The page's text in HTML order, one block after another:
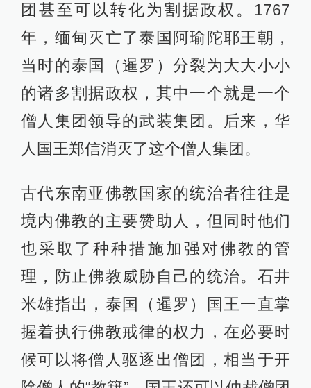
团甚至可以转化为割据政权。1767
年，缅甸灭亡了泰国阿瑜陀耶王朝，
当时的泰国（暹罗）分裂为大大小小
的诸多割据政权，其中一个就是一个
僧人集团领导的武装集团。后来，华
人国王郑信消灭了这个僧人集团。
古代东南亚佛教国家的统治者往往是
境内佛教的主要赞助人，但同时他们
也采取了种种措施加强对佛教的管
理，防止佛教威胁自己的统治。石井
米雄指出，泰国（暹罗）国王一直掌
握着执行佛教戒律的权力，在必要时
候可以将僧人驱逐出僧团，相当于开